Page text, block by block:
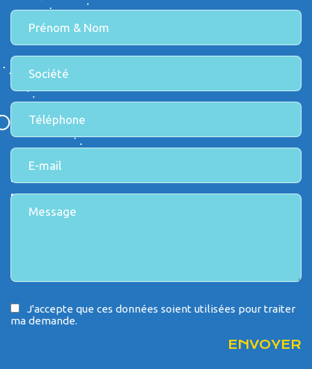
J'accepte que ces données soient utilisées pour traiter
ma demande.